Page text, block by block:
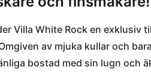
Villa White Rock en exklusiv
av mjuka kullar och
bostad med sin lugn och